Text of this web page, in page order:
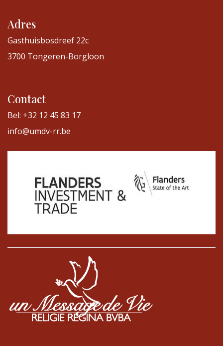
Adres
Gasthuisbosdreef 22c
3700 Tongeren-Borgloon
Contact
Bel: +32 12 45 83 17
info@umdv-rr.be